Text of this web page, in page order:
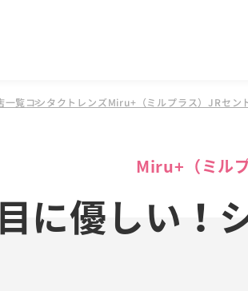
一覧コンタクトレンズMiru+（ミルプラス）JRセン
Miru+（ミル
目に優しい！